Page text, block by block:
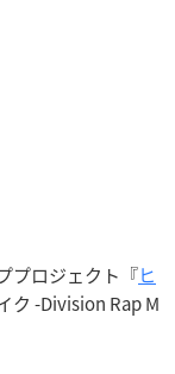
プロジェクト『ヒ
ク -Division Rap M